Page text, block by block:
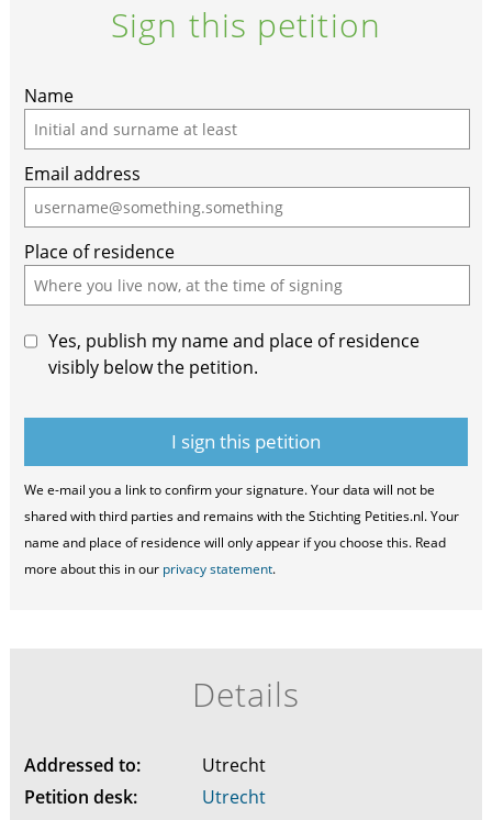
Sign this petition
If
you
are
a
human,
ignore
this
field
Name
Email address
Place of residence
Yes, publish my name and place of residence
visibly below the petition.
We e-mail you a link to confirm your signature. Your data will not be
shared with third parties and remains with the Stichting Petities.nl. Your
name and place of residence will only appear if you choose this. Read
more about this in our privacy statement.
Details
Addressed to:
Utrecht
Petition desk:
Utrecht